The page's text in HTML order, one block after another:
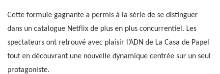
Cette formule gagnante a permis à la série de se distinguer
dans un catalogue Netflix de plus en plus concurrentiel. Les
spectateurs ont retrouvé avec plaisir l’ADN de La Casa de Papel
tout en découvrant une nouvelle dynamique centrée sur un seul
protagoniste.